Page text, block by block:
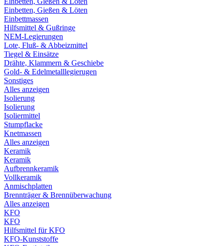
Einbetten, Gießen & Löten
Einbettmassen
Hilfsmittel & Gußringe
NEM-Legierungen
Lote, Fluß- & Abbeizmittel
Tiegel & Einsätze
Drähte, Klammern & Geschiebe
Gold- & Edelmetalllegierugen
Sonstiges
Alles anzeigen
Isolierung
Isolierung
Isoliermittel
Stumpflacke
Knetmassen
Alles anzeigen
Keramik
Keramik
Aufbrennkeramik
Vollkeramik
Anmischplatten
Brennträger & Brennüberwachung
Alles anzeigen
KFO
KFO
Hilfsmittel für KFO
KFO-Kunststoffe